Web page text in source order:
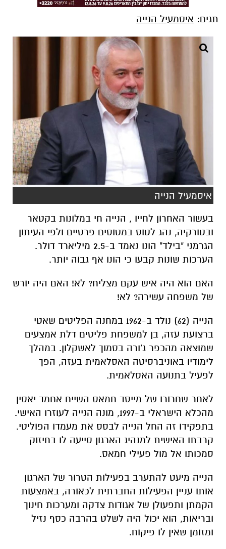
תגים: איסמעיל הנייה
איסמעיל הנייה
בעשור האחרון לחייו , הנייה חי במלונות בקטאר
ובטורקיה, נהג לטוס במטוסים פרטיים ולפי העיתון
הגרמני "בילד" הונו נאמד ב-2.5 מיליארד דולר.
הערכות שונות קבעו כי הונו אף גבוה יותר.
האם הוא היה איש עקם מצליח? לא! האם היה יורש
של משפחה עשירה? לא!
הנייה (62) נולד ב-1962 במחנה הפליטים שאטי
ברצועת עזה, בן למשפחת פליטים דלת אמצעים
שמוצאה מהכפר ג'ורה בסמוך לאשקלון. במהלך
לימודיו באוניברסיטה האסלאמית בעזה, הפך
לפעיל בתנועה האסלאמית.
לאחר שחרורו של מייסד חמאס השייח אחמד יאסין
מהכלא הישראלי ב-1997, מונה הנייה לעוזרו האישי.
בתפקידו זה החל הנייה לבסס את מעמדו הפוליטי.
קרבתו האישית למנהיג הארגון סייעה לו בחיזוק
סמכותו אל מול פעילי חמאס.
הנייה מיעט להתערב בפעילות הטרור של הארגון
אותו עניין הפעילות החברתית לכאורה, באמצעות
הקמתן ותפעולן של אגודות צדקה ומערכות חינוך
ובריאות, הוא יכול היה לשלט בהרבה כסף נזיל
ומזומן שאין לו פיקוח.